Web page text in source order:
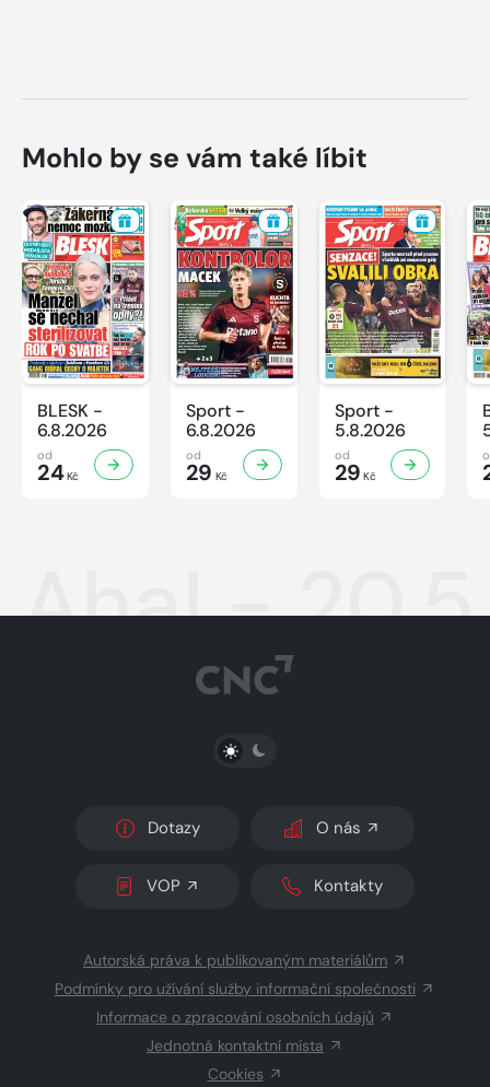
Mohlo by se vám také líbit
BLESK -
6.8.2026
od
24Kč
Sport -
6.8.2026
od
29 Kč
Sport -
5.8.2026
od
29 Kč
Aha! -
PŘEPNOUT SVĚTLÝ/TMAVÝ REŽIM
Dotazy O nás
VOP Kontakty
Autorská práva k publikovaným materiálům
Podmínky pro užívání služby informační společnosti
Informace o zpracování osobních údajů
Jednotná kontaktní místa
Cookies